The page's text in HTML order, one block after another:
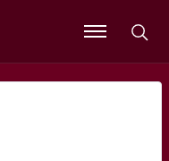
Ouvrir
le